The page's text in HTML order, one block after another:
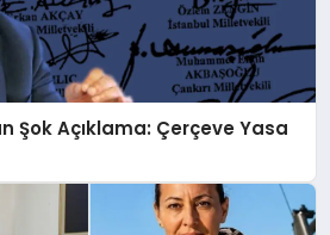
Şok Açıklama: Çerçeve Yasa